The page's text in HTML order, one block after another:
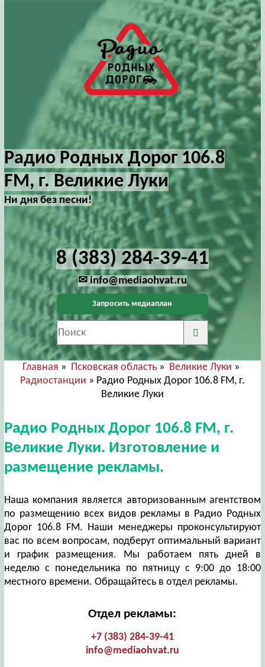
Радио Родных Дорог 106.8
FM, г. Великие Луки
Ни дня без песни!
8 (383) 284-39-41
✉ info@mediaohvat.ru
Запросить медиаплан
Главная » Псковская область » Великие Луки »
Радиостанции » Радио Родных Дорог 106.8 FM, г.
Великие Луки
Радио Родных Дорог 106.8 FM, г.
Великие Луки. Изготовление и
размещение рекламы.
Наша компания является авторизованным агентством
по размещению всех видов рекламы в Радио Родных
Дорог 106.8 FM. Наши менеджеры проконсультируют
вас по всем вопросам, подберут оптимальный вариант
и график размещения. Мы работаем пять дней в
неделю с понедельника по пятницу с 9:00 до 18:00
местного времени. Обращайтесь в отдел рекламы.
Отдел рекламы:
+7 (383) 284-39-41
info@mediaohvat.ru